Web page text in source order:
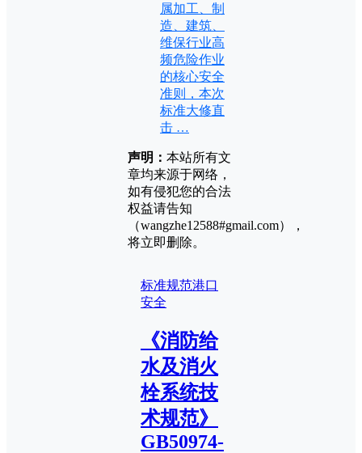
属加工、制
造、建筑、
维保行业高
频危险作业
的核心安全
准则，本次
标准大修直
击 …
声明： 本站所有文
章均来源于网络，
如有侵犯您的合法
权益请告知
（wangzhe12588#gmail.com），
将立即删除。
标准规范港口
安全
《消防给
水及消火
栓系统技
术规范》
GB50974-